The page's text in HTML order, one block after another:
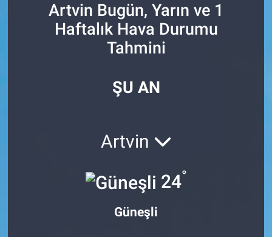
Artvin Bugün, Yarın ve 1
Haftalık Hava Durumu
Tahmini
ŞU AN
Artvin
24°
Güneşli